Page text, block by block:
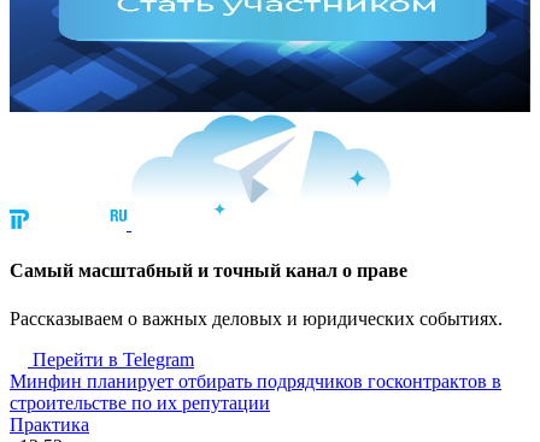
Cамый масштабный и точный канал о праве
Рассказываем о важных деловых и юридических событиях.
Перейти в Telegram
Минфин планирует отбирать подрядчиков госконтрактов в
строительстве по их репутации
Практика